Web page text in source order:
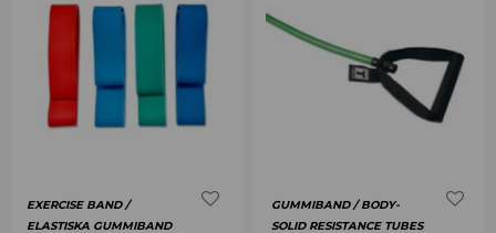
EXERCISE BAND /
ELASTISKA GUMMIBAND
GUMMIBAND / BODY-
SOLID RESISTANCE TUBES